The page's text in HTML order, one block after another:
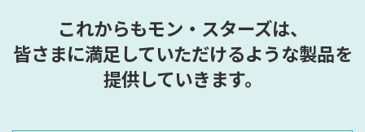
これからもモン・スターズは、
皆さまに満足していただけるような製品を
提供していきます。